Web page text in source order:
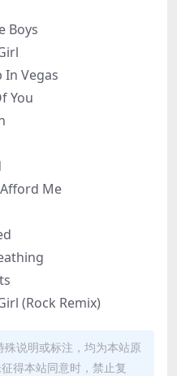
Boys
In Vegas
You
Me
(Rock Remix)
说明或标注，均为本站原
得本站同意时，禁止复